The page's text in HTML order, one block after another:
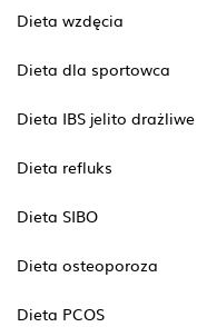
Dieta wzdęcia
Dieta dla sportowca
Dieta IBS jelito drażliwe
Dieta refluks
Dieta SIBO
Dieta osteoporoza
Dieta PCOS